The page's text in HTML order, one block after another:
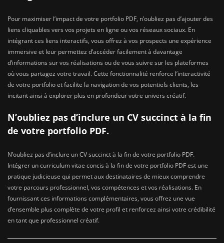
Pour maximiser l’impact de votre portfolio PDF, n’oubliez pas d’ajouter des
liens cliquables vers vos projets en ligne ou vos réseaux sociaux. En
intégrant ces liens interactifs, vous offrez à vos prospects une expérience
immersive et leur permettez d’accéder facilement à davantage
d’informations sur vos réalisations ou de vous suivre sur les plateformes
où vous partagez votre travail. Cette fonctionnalité renforce l’interactivité
de votre portfolio et facilite la navigation de vos potentiels clients, les
incitant ainsi à explorer plus en profondeur votre univers créatif.
N’oubliez pas d’inclure un CV succinct à la fin
de votre portfolio PDF.
N’oubliez pas d’inclure un CV succinct à la fin de votre portfolio PDF.
Intégrer un curriculum vitae concis à la fin de votre portfolio PDF est une
pratique judicieuse qui permet aux destinataires de mieux comprendre
votre parcours professionnel, vos compétences et vos réalisations. En
fournissant ces informations complémentaires, vous offrez une vue
d’ensemble plus complète de votre profil et renforcez ainsi votre crédibilité
en tant que professionnel créatif.